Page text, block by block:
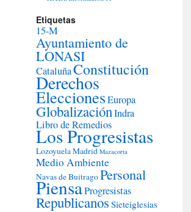
Etiquetas
15-M
Ayuntamiento de
LONASI
CataluñaConstitución
Derechos
EleccionesEuropa
GlobalizaciónIndra
Libro de Remedios
Los Progresistas
LozoyuelaMadrid Mazacorta
Medio Ambiente
Navas de BuitragoPersonal
PiensaProgresistas
Republicanos Sieteiglesias